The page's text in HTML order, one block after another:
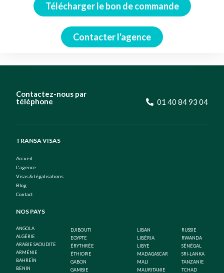
Télécharger le bon de commande
Contacter l'agence
Contactez-nous par
téléphone
01 40 84 93 04
TRANSA VISAS
Accueil
L'agence
Visas & légalisations
Blog
Contact
NOS PAYS
ANGOLA
ALGÉRIE
ARABIE SAOUDITE
ARMÉNIE
BAHREÏN
BENIN
DJIBOUTI
EGYPTE
ÉRYTHRÉE
ÉTHIOPIE
GABON
GAMBIE
LIBAN
LIBÉRIA
LIBYE
MADAGASCAR
MALI
MAURITANIE
RUSSIE
RWANDA
SÉNÉGAL
SRI-LANKA
TANZANIE
TCHAD